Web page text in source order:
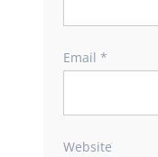
Email *
Website